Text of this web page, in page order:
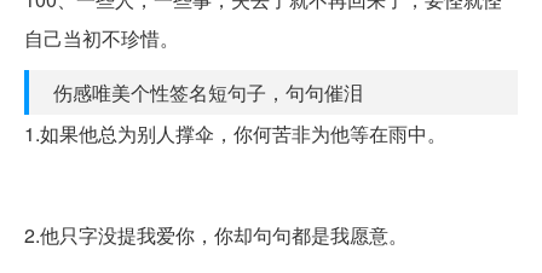
自己当初不珍惜。
伤感唯美个性签名短句子，句句催泪
1.如果他总为别人撑伞，你何苦非为他等在雨中。
2.他只字没提我爱你，你却句句都是我愿意。